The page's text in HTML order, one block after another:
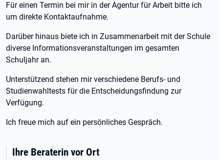
Für einen Termin bei mir in der Agentur für Arbeit bitte ich
um direkte Kontaktaufnahme.
Darüber hinaus biete ich in Zusammenarbeit mit der Schule
diverse Informationsveranstaltungen im gesamten
Schuljahr an.
Unterstützend stehen mir verschiedene Berufs- und
Studienwahltests für die Entscheidungsfindung zur
Verfügung.
Ich freue mich auf ein persönliches Gespräch.
Ihre Beraterin vor Ort